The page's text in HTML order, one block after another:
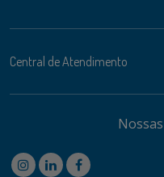
Central de Atendimento